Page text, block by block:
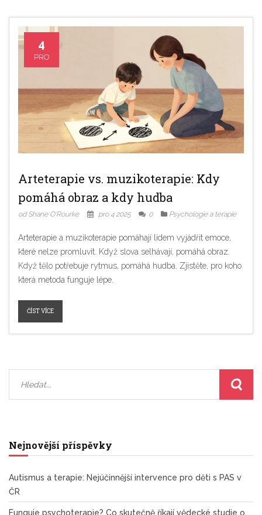
4
PRO
Arteterapie vs. muzikoterapie: Kdy
pomáhá obraz a kdy hudba
od Shane O'Rourke pro 4 2025 0 Psychologie a terapie
Arteterapie a muzikoterapie pomáhají lidem vyjádřit emoce,
které nelze promluvit. Když slova selhávají, pomáhá obraz.
Když tělo potřebuje rytmus, pomáhá hudba. Zjistěte, pro koho
která metoda funguje lépe.
ČÍST VÍCE
Nejnovější příspěvky
Autismus a terapie: Nejúčinnější intervence pro děti s PAS v
ČR
Funguje psychoterapie? Co skutečně říkají vědecké studie o